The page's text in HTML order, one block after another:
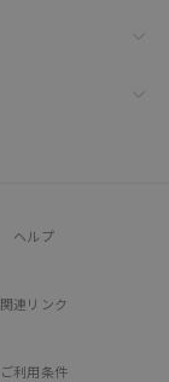
ヘルプ
関連リンク
ご利用条件